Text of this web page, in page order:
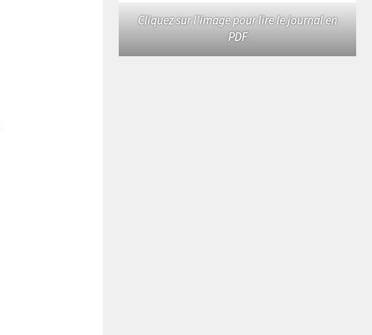
Cliquez sur l'image pour lire le journal en
PDF